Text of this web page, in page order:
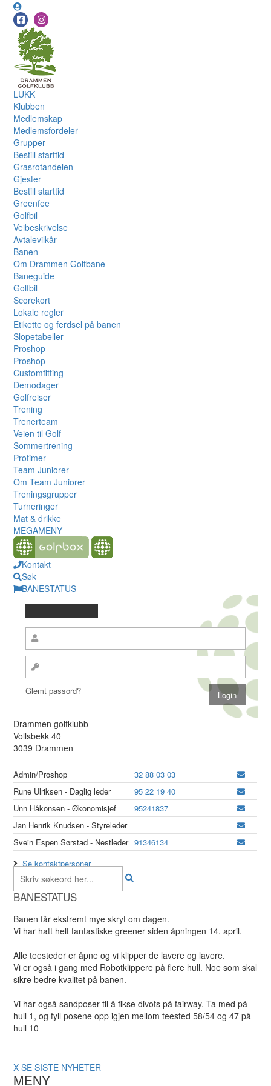
LUKK
Klubben
Medlemskap
Medlemsfordeler
Grupper
Bestill starttid
Grasrotandelen
Gjester
Bestill starttid
Greenfee
Golfbil
Veibeskrivelse
Avtalevilkår
Banen
Om Drammen Golfbane
Baneguide
Golfbil
Scorekort
Lokale regler
Etikette og ferdsel på banen
Slopetabeller
Proshop
Proshop
Customfitting
Demodager
Golfreiser
Trening
Trenerteam
Veien til Golf
Sommertrening
Protimer
Team Juniorer
Om Team Juniorer
Treningsgrupper
Turneringer
Mat & drikke
MEGAMENY
Kontakt
Søk
BANESTATUS
Glemt passord?
Drammen golfklubb
Vollsbekk 40
3039 Drammen
Admin/Proshop
32 88 03 03
Rune Ulriksen - Daglig leder
95 22 19 40
Unn Håkonsen - Økonomisjef
95241837
Jan Henrik Knudsen - Styreleder
Svein Espen Sørstad - Nestleder 91346134
Se kontaktpersoner
BANESTATUS
Banen får ekstremt mye skryt om dagen.
Vi har hatt helt fantastiske greener siden åpningen 14. april.
Alle teesteder er åpne og vi klipper de lavere og lavere.
Vi er også i gang med Robotklippere på flere hull. Noe som skal
sikre bedre kvalitet på banen.
Vi har også sandposer til å fikse divots på fairway. Ta med på
hull 1, og fyll posene opp igjen mellom teested 58/54 og 47 på
hull 10
X SE SISTE NYHETER
MENY